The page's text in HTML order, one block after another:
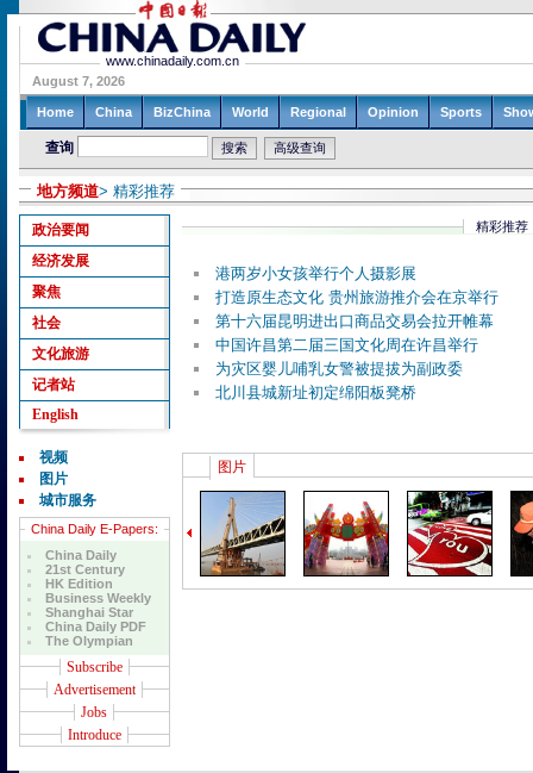
地方频道> 精彩推荐
政治要闻
经济发展
聚焦
社会
文化旅游
记者站
English
视频
图片
城市服务
China Daily E-Papers:
China Daily
21st Century
HK Edition
Business Weekly
Shanghai Star
China Daily PDF
The Olympian
Subscribe
Advertisement
Jobs
Introduce
精彩推荐
港两岁小女孩举行个人摄影展
打造原生态文化 贵州旅游推介会在京举行
第十六届昆明进出口商品交易会拉开帷幕
中国许昌第二届三国文化周在许昌举行
为灾区婴儿哺乳女警被提拔为副政委
北川县城新址初定绵阳板凳桥
图片